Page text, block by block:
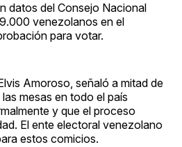
datos del Consejo Nacional
venezolanos en el
para votar.
Amoroso, señaló a mitad de
mesas en todo el país
y que el proceso
El ente electoral venezolano
estos comicios.